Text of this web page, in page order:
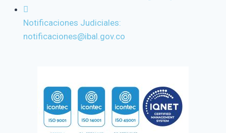
Notificaciones Judiciales:
notificaciones@ibal.gov.co